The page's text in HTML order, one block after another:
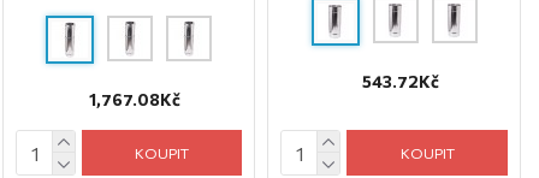
1,767.08Kč
KOUPIT
543.72Kč
KOUPIT